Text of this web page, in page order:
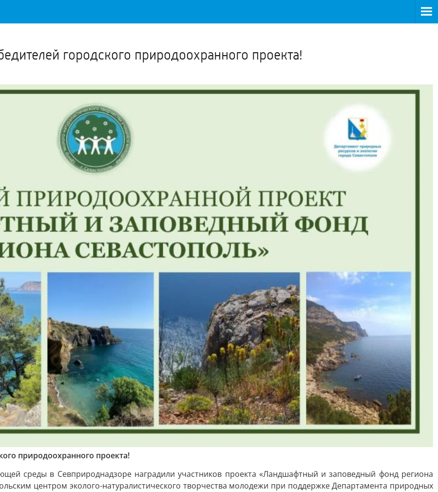
городского природоохранного проекта!
природоохранного проекта!
среды в Севприроднадзоре наградили участников проекта «Ландшафтный и заповедный фонд региона
центром эколого-натуралистического творчества молодежи при поддержке Департамента природных